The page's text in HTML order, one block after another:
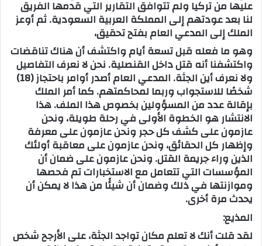
عليها من تركيا ولم تتوافق التقارير التي قدمها الفريق
لنا بعد عودتهم إلى المملكة العربية السعودية. ثم أوعز
الملك إلى المدعي العام بفتح تحقيق،
وهو ما فعله قبل تسعة أيام واكتشف أن هناك تناقضات
واكتشفنا أنه قتل داخل القنصلية. نحن لا نعرف التفاصيل
ولا نعرف أين الجثة. المدعي العام أصدر أوامر باحتجاز (18)
شخصًا للاستجواب وربما لمحاكمتهم. كما أمر الملك
بإقالة عدد من المسؤولين بخصوص هذا الملف. هذا
الانتشار هو الخطوة الأولى في رحلة طويلة، ونحن
عازمون على كشف كل حجر ونحن عازمون على معرفة
وإظهار كل الحقائق، ونحن عازمون على معاقبة أولئك
الذين وراء جريمة القتل. ونحن عازمون على ضمان أن
المؤسسات التي تتعامل مع الاستخبارات تم فحصها
وموازنتها في ذلك وضمان أن شيئًا من هذا لا يمكن أن
يحدث مرة أخرى.
المذيع:
لقد قلت أنك لا تعلم مكان تواجد الجثة، على الأرجح شخص